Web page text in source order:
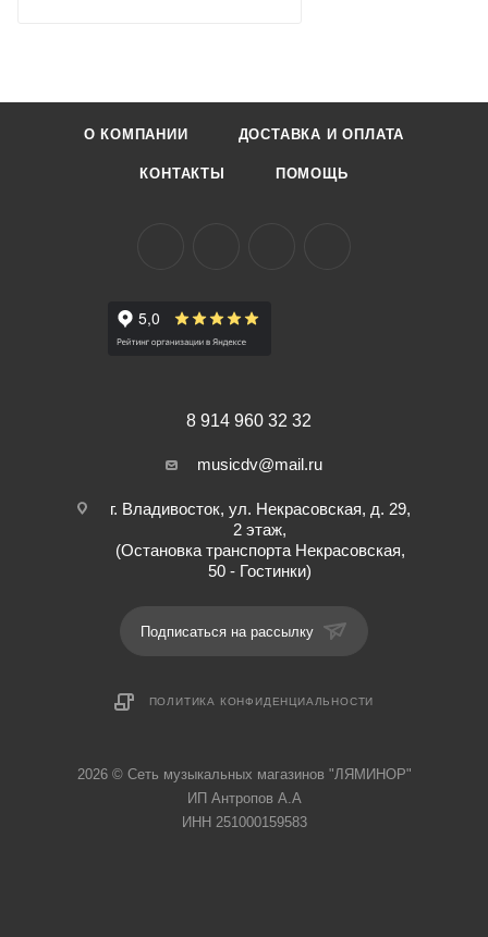
О КОМПАНИИ ДОСТАВКА И ОПЛАТА
КОНТАКТЫ ПОМОЩЬ
8 914 960 32 32
musicdv@mail.ru
г. Владивосток, ул. Некрасовская, д. 29,
2 этаж,
(Остановка транспорта Некрасовская,
50 - Гостинки)
Подписаться на рассылку
ПОЛИТИКА КОНФИДЕНЦИАЛЬНОСТИ
2026 © Cеть музыкальных магазинов "ЛЯМИНОР"
ИП Антропов А.А
ИНН 251000159583